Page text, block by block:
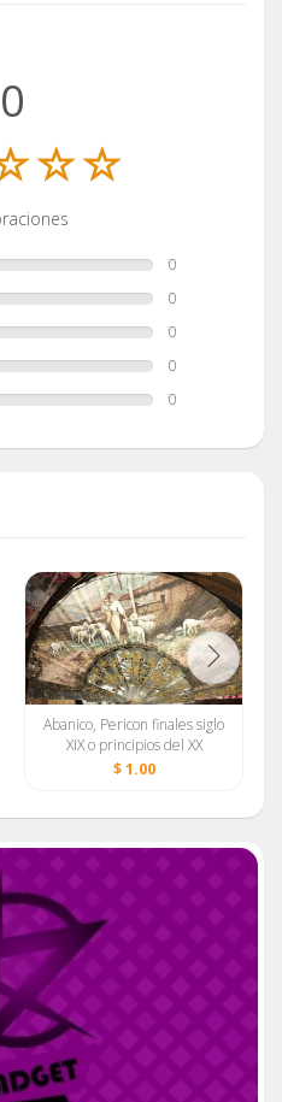
0
0
0
0
0
0
Abanico, Pericon finales siglo
XIX o principios del XX
$ 1.00